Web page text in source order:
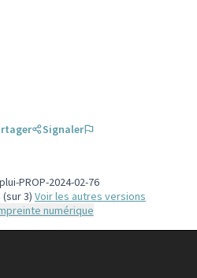
Signaler
PROP-2024-02-76
(sur 3)
voir les autres versions
numérique